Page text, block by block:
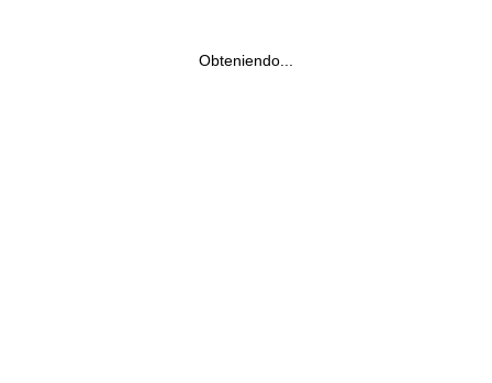
Obteniendo...